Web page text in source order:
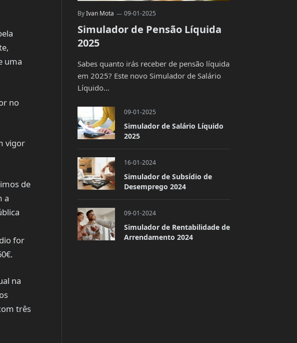
uma
no
vigor
de
a
for
na
três
ByIvan Mota 09-01-2025
Simulador de Pensão Líquida
2025
Sabes quanto irás receber de pensão líquida
em 2025? Este novo Simulador de Salário
Líquido…
09-01-2025
Simulador de Salário Líquido
2025
16-01-2024
Simulador de Subsídio de
Desemprego 2024
09-01-2024
Simulador de Rentabilidade de
Arrendamento 2024